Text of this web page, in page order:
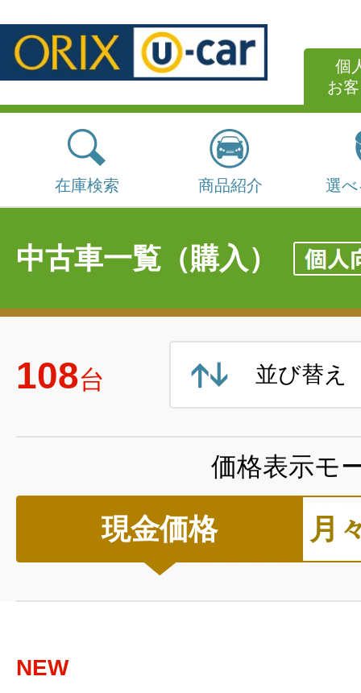
個
お
在庫検索 商品紹介 選
中古車一覧（購入）
108台 並び替え
価格表示モ
現金価格 月
NEW